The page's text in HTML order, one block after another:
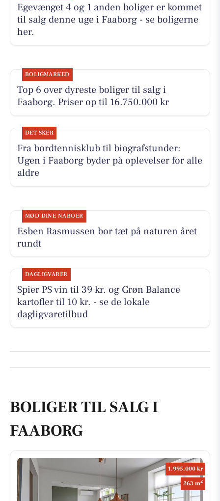
Egevænget 4 og 1 anden boliger er kommet
til salg denne uge i Faaborg - se boligerne
her.
BOLIGMARKED
Top 6 over dyreste boliger til salg i
Faaborg. Priser op til 16.750.000 kr
DET SKER
Fra bordtennisklub til biografstunder:
Ugen i Faaborg byder på oplevelser for alle
aldre
MØD DINE NABOER
Esben Rasmussen bor tæt på naturen året
rundt
DAGLIGVARER
Spier PS vin til 39 kr. og Grøn Balance
kartofler til 10 kr. - se de lokale
dagligvaretilbud
BOLIGER TIL SALG I
FAABORG
1.995.000 kr
263 m2